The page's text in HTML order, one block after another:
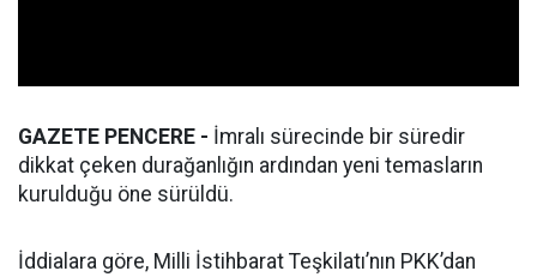
GAZETE PENCERE - İmralı sürecinde bir süredir
dikkat çeken durağanlığın ardından yeni temasların
kurulduğu öne sürüldü.
İddialara göre, Milli İstihbarat Teşkilatı’nın PKK’dan